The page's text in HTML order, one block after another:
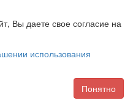
Вы даете свое согласие на
использования
Понятно